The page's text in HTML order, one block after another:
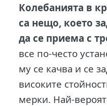
Колебанията в
са нещо, което
да се приема с
все по-често
му се качва и се
високите
мерки. Най-